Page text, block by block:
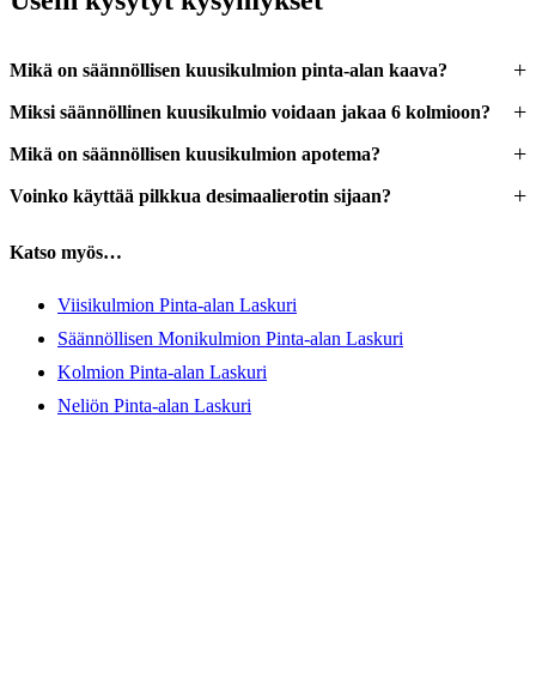
Mikä on säännöllisen kuusikulmion pinta-alan kaava?
Miksi säännöllinen kuusikulmio voidaan jakaa 6 kolmioon?
Mikä on säännöllisen kuusikulmion apotema?
Voinko käyttää pilkkua desimaalierotin sijaan?
Katso myös…
Viisikulmion Pinta-alan Laskuri
Säännöllisen Monikulmion Pinta-alan Laskuri
Kolmion Pinta-alan Laskuri
Neliön Pinta-alan Laskuri